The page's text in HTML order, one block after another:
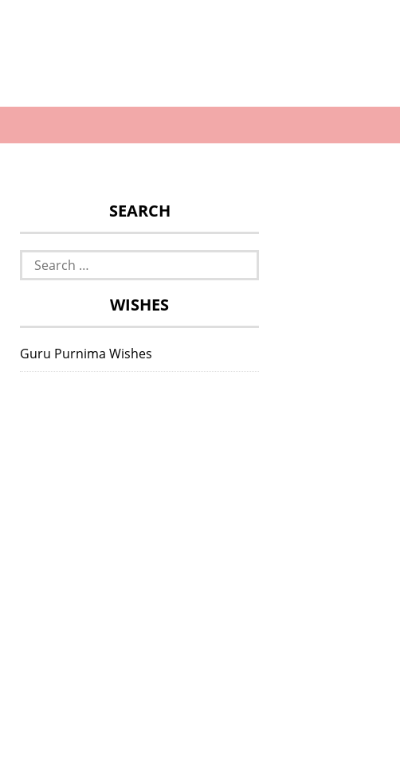
SEARCH
Search
for:
WISHES
Guru Purnima Wishes